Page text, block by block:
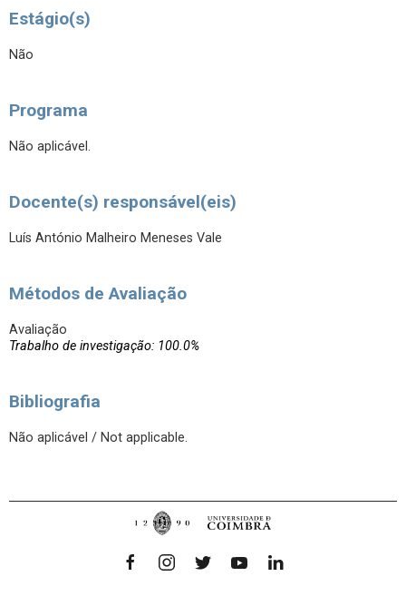
Estágio(s)
Não
Programa
Não aplicável.
Docente(s) responsável(eis)
Luís António Malheiro Meneses Vale
Métodos de Avaliação
Avaliação
Trabalho de investigação: 100.0%
Bibliografia
Não aplicável / Not applicable.